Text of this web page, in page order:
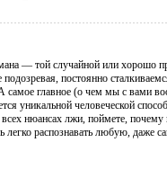
— той случайной или хорошо
постоянно
самое главное (о чем мы с вами
уникальной человеческой
нюансах лжи, поймете,
легко распознавать любую, даже